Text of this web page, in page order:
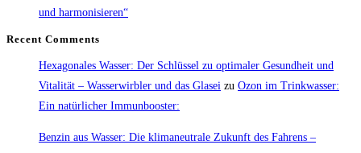
und harmonisieren“
Recent Comments
Hexagonales Wasser: Der Schlüssel zu optimaler Gesundheit und
Vitalität – Wasserwirbler und das Glasei zu Ozon im Trinkwasser:
Ein natürlicher Immunbooster:
Benzin aus Wasser: Die klimaneutrale Zukunft des Fahrens –